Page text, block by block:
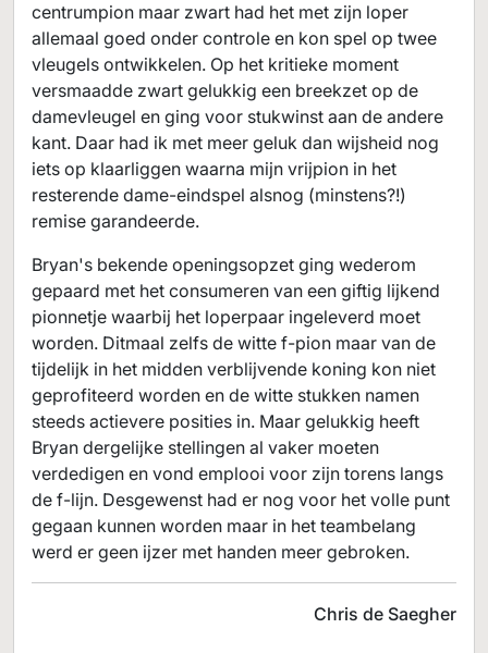
centrumpion maar zwart had het met zijn loper
allemaal goed onder controle en kon spel op twee
vleugels ontwikkelen. Op het kritieke moment
versmaadde zwart gelukkig een breekzet op de
damevleugel en ging voor stukwinst aan de andere
kant. Daar had ik met meer geluk dan wijsheid nog
iets op klaarliggen waarna mijn vrijpion in het
resterende dame-eindspel alsnog (minstens?!)
remise garandeerde.
Bryan's bekende openingsopzet ging wederom
gepaard met het consumeren van een giftig lijkend
pionnetje waarbij het loperpaar ingeleverd moet
worden. Ditmaal zelfs de witte f-pion maar van de
tijdelijk in het midden verblijvende koning kon niet
geprofiteerd worden en de witte stukken namen
steeds actievere posities in. Maar gelukkig heeft
Bryan dergelijke stellingen al vaker moeten
verdedigen en vond emplooi voor zijn torens langs
de f-lijn. Desgewenst had er nog voor het volle punt
gegaan kunnen worden maar in het teambelang
werd er geen ijzer met handen meer gebroken.
Chris de Saegher